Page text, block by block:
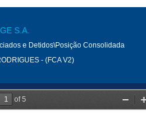
S.A.
e Detidos\Posição Consolidada
- (FCA V2)